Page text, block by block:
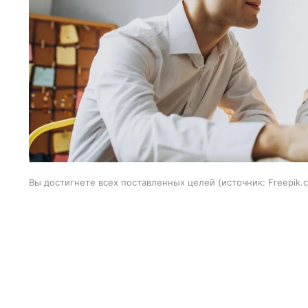
Вы достигнете всех поставленных целей источник: